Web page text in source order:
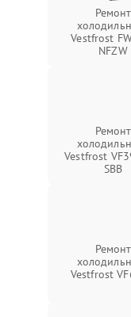
Ремонт
Vestfrost
NFZW
Ремонт
Vestfrost
SBB
Ремонт
Vestfrost